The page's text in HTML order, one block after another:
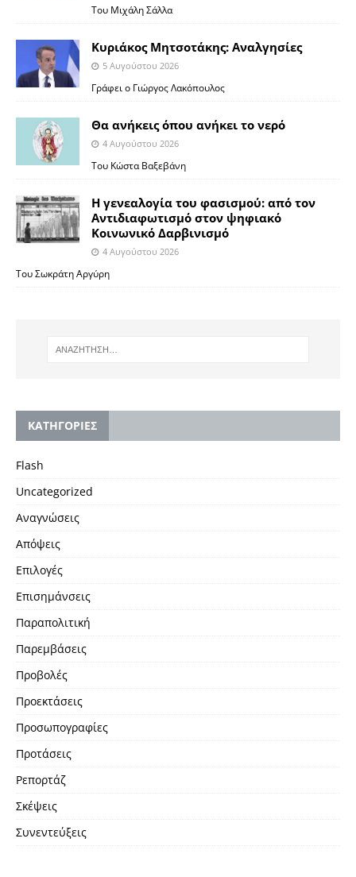
Του Μιχάλη Σάλλα
Κυριάκος Μητσοτάκης: Αναλγησίες
5 Αυγούστου 2026
Γράφει ο Γιώργος Λακόπουλος
Θα ανήκεις όπου ανήκει το νερό
4 Αυγούστου 2026
Του Κώστα Βαξεβάνη
Η γενεαλογία του φασισμού: από τον
Αντιδιαφωτισμό στον ψηφιακό
Κοινωνικό Δαρβινισμό
4 Αυγούστου 2026
Του Σωκράτη Αργύρη
KΑΤΗΓΟΡΙΕΣ
Flash
Uncategorized
Αναγνώσεις
Απόψεις
Επιλογές
Επισημάνσεις
Παραπολιτική
Παρεμβάσεις
Προβολές
Προεκτάσεις
Προσωπογραφίες
Προτάσεις
Ρεπορτάζ
Σκέψεις
Συνεντεύξεις